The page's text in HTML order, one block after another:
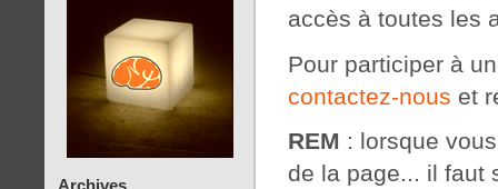
accès à toutes les
Pour participer à
contactez-nous et
REM : lorsque
de la page... il faut